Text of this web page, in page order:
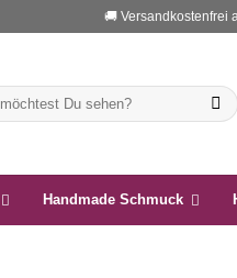
🚚 Versandkostenfrei
Handmade Schmuck